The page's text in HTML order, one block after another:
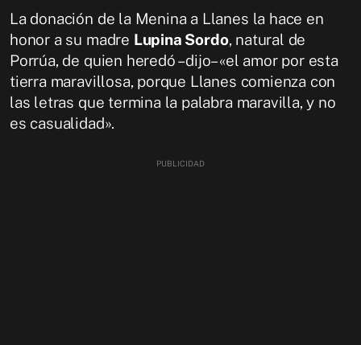
La donación de la Menina a Llanes la hace en
honor a su madre Lupina Sordo, natural de
Porrúa, de quien heredó –dijo– «el amor por esta
tierra maravillosa, porque Llanes comienza con
las letras que termina la palabra maravilla, y no
es casualidad».